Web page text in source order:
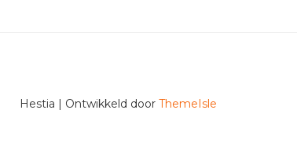
Hestia | Ontwikkeld door ThemeIsle